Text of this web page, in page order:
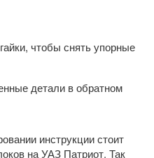
чтобы снять упорные
детали в обратном
инструкции стоит
на УАЗ Патриот. Так